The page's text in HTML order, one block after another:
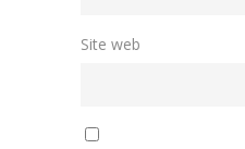
Site web